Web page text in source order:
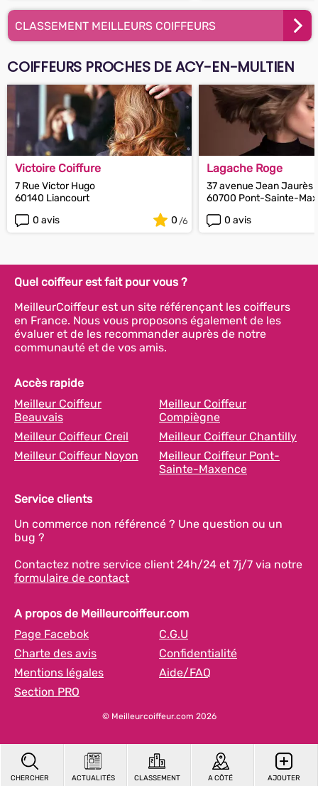
CHERCHER ACTUALITÉS CLASSEMENT A CÔTÉ AJOUTER
CLASSEMENT MEILLEURS COIFFEURS
COIFFEURS PROCHES DE ACY-EN-MULTIEN
Victoire Coiffure
7 Rue Victor Hugo
60140 Liancourt
0 avis
0
Lagache Roge
37 avenue Jean Jaurès
60700 Pont-Sainte-
0 avis
Quel coiffeur est fait pour vous ?
MeilleurCoiffeur est un site référençant les coiffeurs
en France. Nous vous proposons également de les
évaluer et de les recommander auprès de notre
communauté et de vos amis.
Accès rapide
Meilleur Coiffeur
Beauvais
Meilleur Coiffeur
Compiègne
Meilleur Coiffeur Creil
Meilleur Coiffeur Chantilly
Meilleur Coiffeur Noyon
Meilleur Coiffeur Pont-
Sainte-Maxence
Service clients
Un commerce non référencé ? Une question ou un
bug ?
Contactez notre service client 24h/24 et 7j/7 via notre
formulaire de contact
A propos de Meilleurcoiffeur.com
Page Facebok
C.G.U
Charte des avis
Confidentialité
Mentions légales
Aide/FAQ
Section PRO
© Meilleurcoiffeur.com 2026